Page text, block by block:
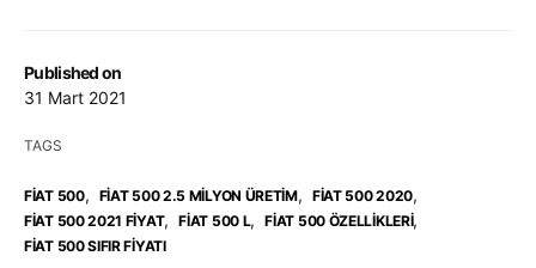
Published on
31 Mart 2021
TAGS
FIAT 500, FIAT 500 2.5 MILYON ÜRETIM, FIAT 500 2020,
FIAT 500 2021 FIYAT, FIAT 500 L, FIAT 500 ÖZELLIKLERI,
FIAT 500 SIFIR FIYATI